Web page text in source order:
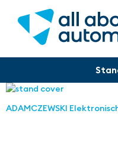
ADAMCZEWSKI